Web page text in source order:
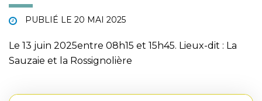
PUBLIÉ LE 20 MAI 2025
Le 13 juin 2025entre 08h15 et 15h45. Lieux-dit : La
Sauzaie et la Rossignolière